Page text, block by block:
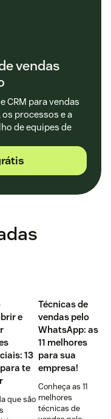
vendas
CRM para vendas
processos e a
de equipes de
e
13
te
que são
Técnicas de
vendas pelo
WhatsApp: as
11 melhores
para sua
empresa!
Conheça as 11
melhores
técnicas de